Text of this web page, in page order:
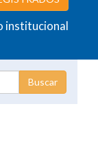
institucional